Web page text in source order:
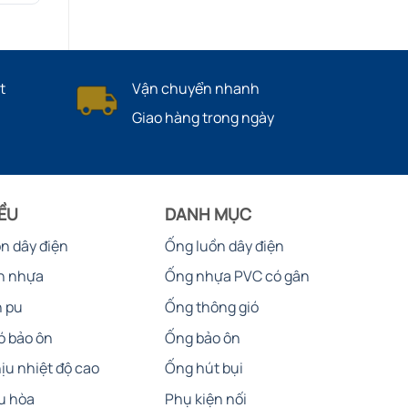
Vận chuyển nhanh
Giao hàng trong ngày
dây điện
nhựa
pu
bảo ôn
nhiệt độ cao
hòa
DANH MỤC
Ống luồn dây điện
Ống nhựa PVC có gân
Ống thông gió
Ống bảo ôn
Ống hút bụi
Phụ kiện nối